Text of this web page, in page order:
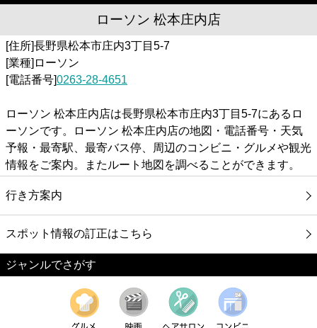
ローソン 松本庄内店
[住所]長野県松本市庄内3丁目5-7
[業種]ローソン
[電話番号]0263-28-4651
ローソン 松本庄内店は長野県松本市庄内3丁目5-7にあるロ
ーソンです。ローソン 松本庄内店の地図・電話番号・天気
予報・最寄駅、最寄バス停、周辺のコンビニ・グルメや観光
情報をご案内。またルート地図を調べることができます。
行き方案内
スポット情報の訂正はこちら
ジャンルでさがす